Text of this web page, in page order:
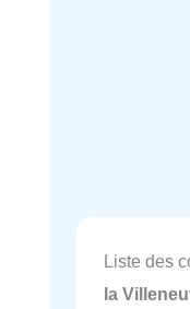
Liste des
la